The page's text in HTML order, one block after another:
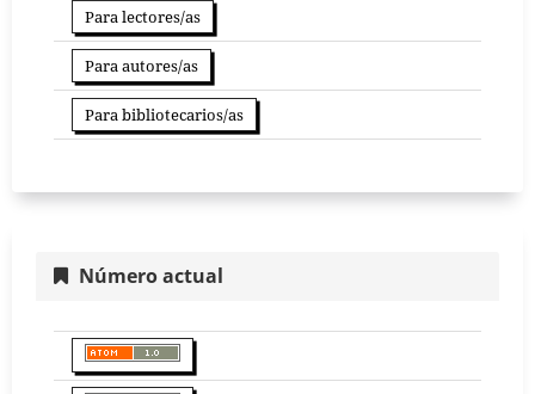
Para lectores/as
Para autores/as
Para bibliotecarios/as
Número actual